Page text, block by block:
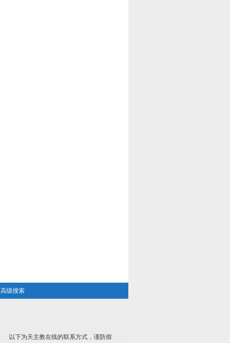
高级搜索
以下为天主教在线的联系方式，谨防假